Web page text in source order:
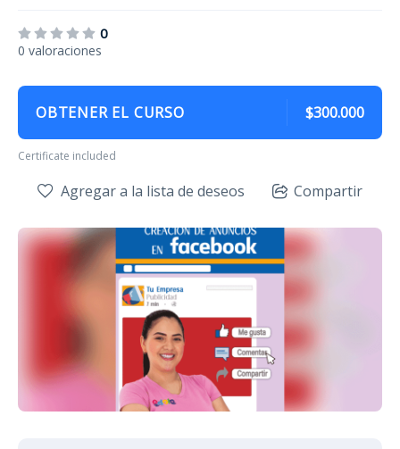
0
0 valoraciones
OBTENER EL CURSO $300.000
Certificate included
Agregar a la lista de deseos Compartir